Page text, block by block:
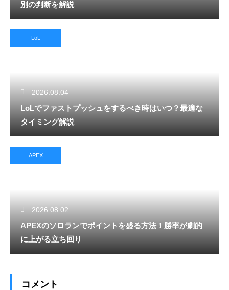
別の判断を解説
LoL
2026.08.04
LoLでファストプッシュをするべき時はいつ？最適な
タイミング解説
APEX
2026.08.02
APEXのソロランでポイントを盛る方法！勝率が劇的
に上がる立ち回り
コメント